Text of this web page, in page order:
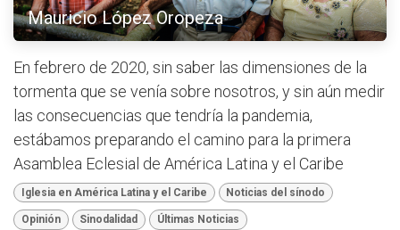
Mauricio López Oropeza
En febrero de 2020, sin saber las dimensiones de la
tormenta que se venía sobre nosotros, y sin aún medir
las consecuencias que tendría la pandemia,
estábamos preparando el camino para la primera
Asamblea Eclesial de América Latina y el Caribe
Iglesia en América Latina y el Caribe Noticias del sínodo
Opinión Sinodalidad Últimas Noticias